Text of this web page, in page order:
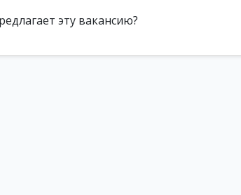
эту вакансию?